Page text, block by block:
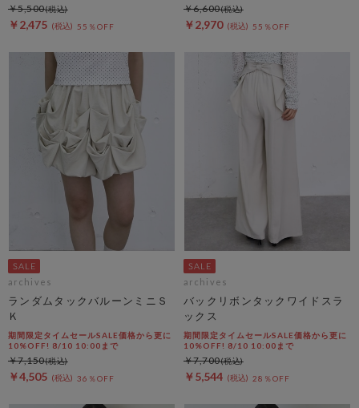
￥2,475 55％OFF
￥5,500
￥2,970 55％OFF
￥6,600
archives
ランダムタックバルーンミニＳ
Ｋ
期間限定タイムセールSALE価格から更に
10%OFF! 8/10 10:00まで
￥4,505 36％OFF
￥7,150
archives
バックリボンタックワイドスラ
ックス
期間限定タイムセールSALE価格から更に
10%OFF! 8/10 10:00まで
￥5,544 28％OFF
￥7,700